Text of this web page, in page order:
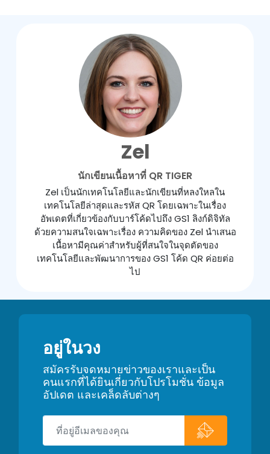
Zel
นักเขียนเนื้อหาที่ QR TIGER
Zel เป็นนักเทคโนโลยีและนักเขียนที่หลงใหลใน
เทคโนโลยีล่าสุดและรหัส QR โดยเฉพาะในเรื่อง
อัพเดตที่เกี่ยวข้องกับบาร์โค้ดไปถึง GS1 ลิงก์ดิจิทัล
ด้วยความสนใจเฉพาะเรื่อง ความคิดของ Zel นำเสนอ
เนื้อหามีคุณค่าสำหรับผู้ที่สนใจในจุดตัดของ
เทคโนโลยีและพัฒนาการของ GS1 โค้ด QR ค่อยต่อ
ไป
อยู่ในวง
สมัครรับจดหมายข่าวของเราและเป็น
คนแรกที่ได้ยินเกี่ยวกับโปรโมชั่น ข้อมูล
อัปเดต และเคล็ดลับต่างๆ